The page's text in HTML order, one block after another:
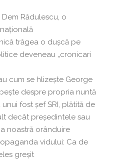
Rădulescu, o
trăgea o dușcă pe
deveneau „cronicari
cum se hlizeşte George
despre propria nuntă
fost şef SRI, plătită de
decât preşedintele sau
noastră orânduire
vidului: Ca de
greșit